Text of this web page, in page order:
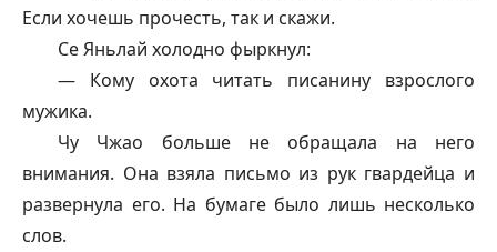
Если хочешь прочесть, так и скажи.
Се Яньлай холодно фыркнул:
— Кому охота читать писанину взрослого
мужика.
Чу Чжао больше не обращала на него
внимания. Она взяла письмо из рук гвардейца и
развернула его. На бумаге было лишь несколько
слов.